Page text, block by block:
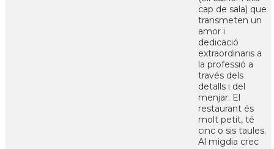
cap de sala) que
transmeten un
amor i
dedicació
extraordinaris a
la professió a
través dels
detalls i del
menjar. El
restaurant és
molt petit, té
cinc o sis taules.
Al migdia crec